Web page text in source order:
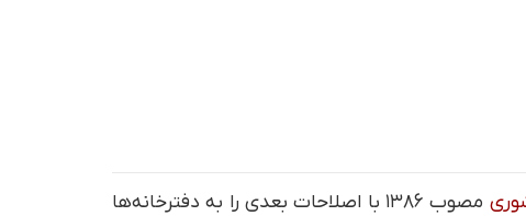
مصوب ۱۳۸۶ با اصلاحات بعدی را به دفترخانه‌ها